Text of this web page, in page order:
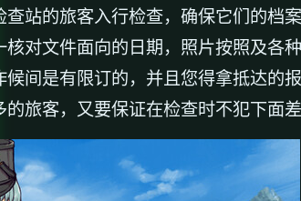
站的旅客入行检查，确保它们的档
对文件面向的日期，照片按照及各
间是有限订的，并且您得拿抵达的
旅客，又要保证在检查时不犯下面差